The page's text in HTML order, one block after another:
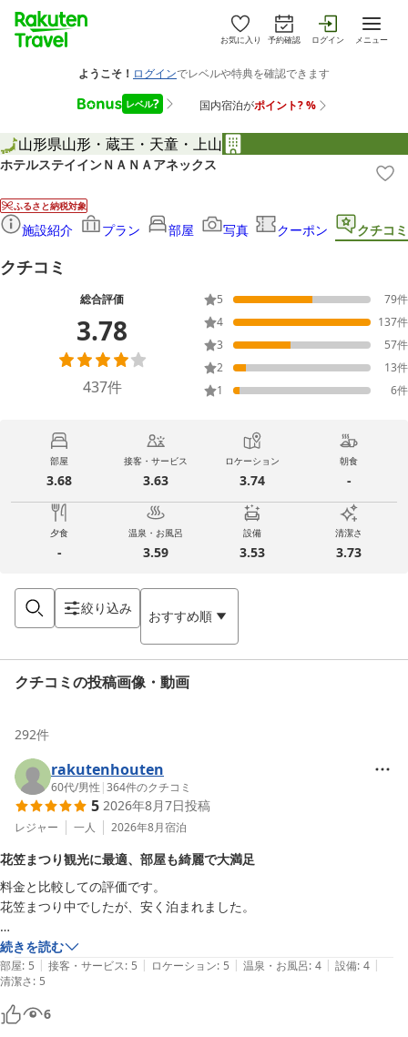
お気に入り 予約確認 ログイン メニュー
山形県山形・蔵王・天童・上山
ホテルステイインＮＡＮＡアネックス
ふるさと納税対象
施設紹介 プラン 部屋 写真 クーポン クチコミ
クチコミ
総合評価
3.78
437件
5 79件
4
137件
3
57件
2
13件
1
6件
部屋
3.68
接客・サービス
3.63
ロケーション
3.74
朝食
-
夕食
-
温泉・お風呂
3.59
設備
3.53
清潔さ
3.73
絞り込み おすすめ順
クチコミの投稿画像・動画
292件
rakutenhouten
60代/男性 |364件のクチコミ
5 2026年8月7日投稿
レジャー 一人 2026年8月宿泊
花笠まつり観光に最適、部屋も綺麗で大満足
料金と比較しての評価です。
花笠まつり中でしたが、安く泊まれました。
フロントが数十ｍ離れた別な場所で、バイクもそこの地下のコインパー
キングと聞いていたのでちょっと心配でしたが、全然問題なしでした。
場所は、花笠まつりの行われるＲ１１２から、20ｍくらい横路。フロ
ントの本館まで数十ｍ。観光にもいい立地です。
続きを読む
部屋: 5 | 接客・サービス: 5 | ロケーション: 5 | 温泉・お風呂: 4 | 設備: 4 |
清潔さ: 5
6